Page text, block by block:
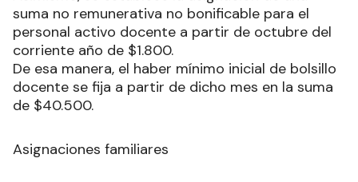
suma no remunerativa no bonificable para el
personal activo docente a partir de octubre del
corriente año de $1.800.
De esa manera, el haber mínimo inicial de bolsillo
docente se fija a partir de dicho mes en la suma
de $40.500.
Asignaciones familiares